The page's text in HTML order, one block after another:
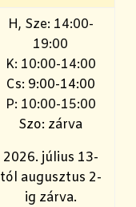
H, Sze: 14:00-
19:00
K: 10:00-14:00
Cs: 9:00-14:00
P: 10:00-15:00
Szo: zárva
2026. július 13-
tól augusztus 2-
ig zárva.